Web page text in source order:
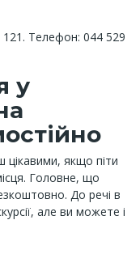
121. Телефон: 044 529
у
цікавими, якщо піти
Головне, що
До речі в
але ви можете і